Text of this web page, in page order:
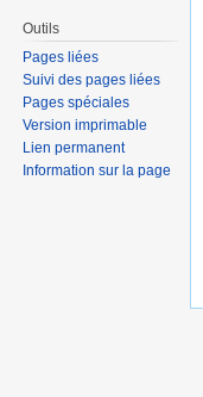
Outils
Pages liées
Suivi des pages liées
Pages spéciales
Version imprimable
Lien permanent
Information sur la page